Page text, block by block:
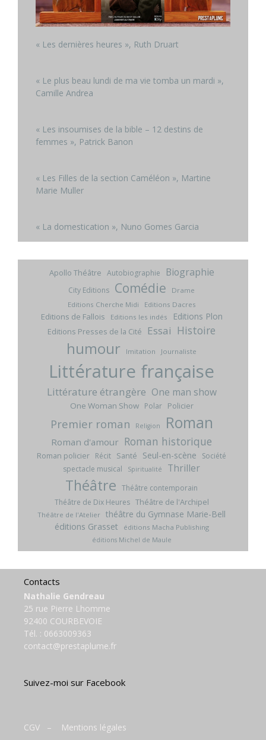
« Les dernières heures », Ruth Druart
« Le plus beau lundi de ma vie tomba un mardi »,
Camille Andrea
« Les insoumises de la bible – 12 destins de
femmes », Patrick Banon
« Les Filles de la section Caméléon », Martine
Marie Muller
« La domestication », Nuno Gomes Garcia
Apollo Théâtre Autobiographie Biographie
City Editions Comédie
Drame
Editions Cherche Midi
Editions Dacres
Editions de Fallois Editions les indés Editions Plon
Editions Presses de la Cité Essai Histoire
humour Imitation Journaliste
Littérature française
Littérature étrangère One man show
One Woman Show Polar Policier
Premier roman Religion Roman
Roman d'amour Roman historique
Roman policier Récit Santé Seul-en-scène
Société
spectacle musical
Spiritualité Thriller
Théâtre Théâtre contemporain
Théâtre de Dix Heures Théâtre de l'Archipel
Théâtre de l'Atelier théâtre du Gymnase Marie-Bell
éditions Grasset
éditions Macha Publishing
éditions Michel de Maule
Contacts
Nathalie Gendreau
25 rue Pierre Lhomme
92400 COURBEVOIE
Tél. : 0663009363
contact@prestaplume.fr
Suivez-moi sur Facebook
CGV – Mentions légales